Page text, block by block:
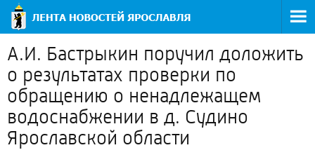
А.И. Бастрыкин поручил доложить
о результатах проверки по
обращению о ненадлежащем
водоснабжении в д. Судино
Ярославской области